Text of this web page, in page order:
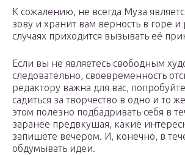
К сожалению, не всегда Муза
зову и хранит вам верность в горе и
случаях приходится вызывать её
Если вы не являетесь свободным
следовательно, своевременность
редактору важна для вас,
садиться за творчество в одно и то
этом полезно подбадривать себя в
заранее предвкушая, какие
запишете вечером. И, конечно, в
обдумывать идеи.